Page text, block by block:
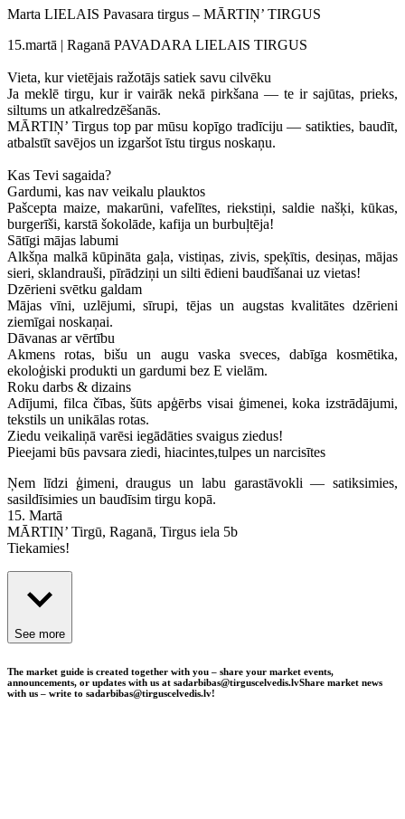
Marta LIELAIS Pavasara tirgus – MĀRTIŅ’ TIRGUS
15.martā | Raganā PAVADARA LIELAIS TIRGUS
Vieta, kur vietējais ražotājs satiek savu cilvēku
Ja meklē tirgu, kur ir vairāk nekā pirkšana — te ir sajūtas, prieks,
siltums un atkalredzēšanās.
MĀRTIŅ’ Tirgus top par mūsu kopīgo tradīciju — satikties, baudīt,
atbalstīt savējos un izgaršot īstu tirgus noskaņu.
Kas Tevi sagaida?
Gardumi, kas nav veikalu plauktos
Pašcepta maize, makarūni, vafelītes, riekstiņi, saldie našķi, kūkas,
burgerīši, karstā šokolāde, kafija un burbuļtēja!
Sātīgi mājas labumi
Alkšņa malkā kūpināta gaļa, vistiņas, zivis, speķītis, desiņas, mājas
sieri, sklandrauši, pīrādziņi un silti ēdieni baudīšanai uz vietas!
Dzērieni svētku galdam
Mājas vīni, uzlējumi, sīrupi, tējas un augstas kvalitātes dzērieni
ziemīgai noskaņai.
Dāvanas ar vērtību
Akmens rotas, bišu un augu vaska sveces, dabīga kosmētika,
ekoloģiski produkti un gardumi bez E vielām.
Roku darbs & dizains
Adījumi, filca čības, šūts apģērbs visai ģimenei, koka izstrādājumi,
tekstils un unikālas rotas.
Ziedu veikaliņā varēsi iegādāties svaigus ziedus!
Pieejami būs pavsara ziedi, hiacintes,tulpes un narcisītes
Ņem līdzi ģimeni, draugus un labu garastāvokli — satiksimies,
sasildīsimies un baudīsim tirgu kopā.
15. Martā
MĀRTIŅ’ Tirgū, Raganā, Tirgus iela 5b
Tiekamies!
See more
The market guide is created together with you – share your market events,
announcements, or updates with us at sadarbibas@tirguscelvedis.lvShare market news
with us – write to sadarbibas@tirguscelvedis.lv!